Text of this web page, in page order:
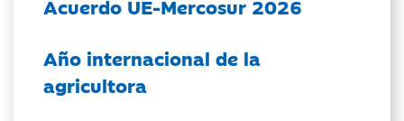
Acuerdo UE-Mercosur 2026
Año internacional de la
agricultora